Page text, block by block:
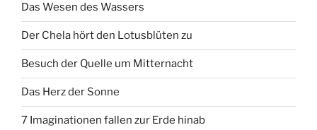
Das Wesen des Wassers
Der Chela hört den Lotusblüten zu
Besuch der Quelle um Mitternacht
Das Herz der Sonne
7 Imaginationen fallen zur Erde hinab